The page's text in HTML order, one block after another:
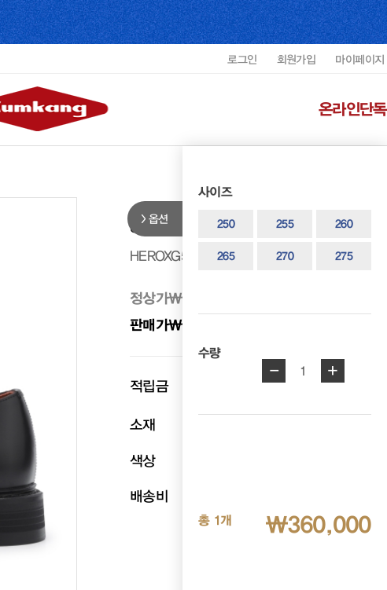
로그인 회원가입 마이페이지
온라인단독
옵션
사이즈
250 255 260
265 270 275
수량
- 1 +
총 1개 ₩360,000
헤리티지 남성 플레인 더비
HEROXG5505F1
정상가₩ 450,000
판매가₩ 360,000
적립금 18,000
소재
색상
배송비